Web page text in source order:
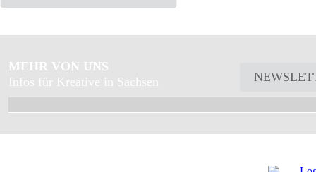
MEHR VON UNS
Infos für Kreative in Sachsen